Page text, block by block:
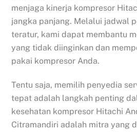
menjaga kinerja kompresor
jangka panjang. Melalui jadwal
teratur, kami dapat membantu
yang tidak diinginkan dan
pakai kompresor Anda.
Tentu saja, memilih penyedia
tepat adalah langkah penting
kesehatan kompresor Hitachi
Citramandiri adalah mitra yang